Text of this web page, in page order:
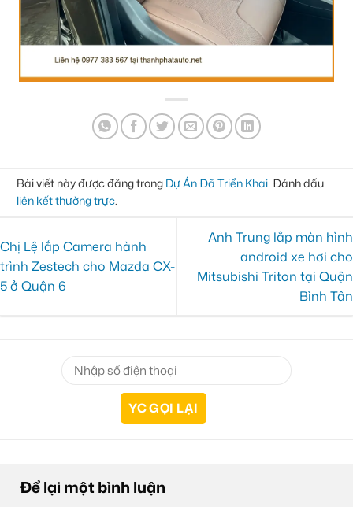
Bài viết này được đăng trong Dự Án Đã Triển Khai. Đánh dấu
liên kết thường trực.
Chị Lệ lắp Camera hành
trình Zestech cho Mazda CX-
5 ở Quận 6
Anh Trung lắp màn hình
android xe hơi cho
Mitsubishi Triton tại Quận
Bình Tân
Để lại một bình luận